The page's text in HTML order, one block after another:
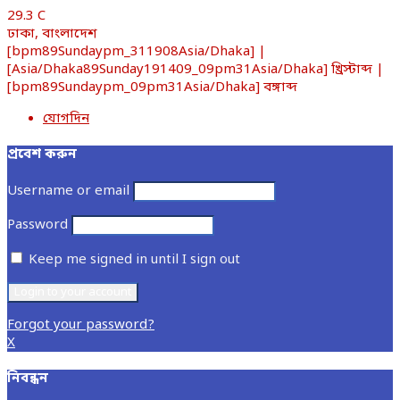
29.3 C
ঢাকা, বাংলাদেশ
[bpm89Sundaypm_311908Asia/Dhaka] |
[Asia/Dhaka89Sunday191409_09pm31Asia/Dhaka] খ্রিস্টাব্দ |
[bpm89Sundaypm_09pm31Asia/Dhaka] বঙ্গাব্দ
যোগদিন
প্রবেশ করুন
Username or email
Password
Keep me signed in until I sign out
Forgot your password?
X
নিবন্ধন